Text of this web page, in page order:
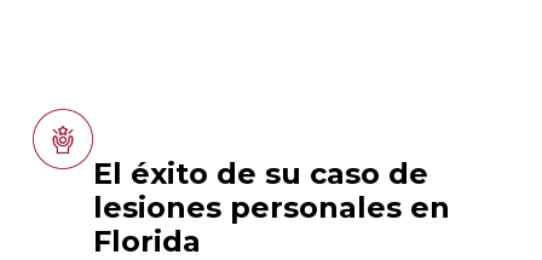
El éxito de su caso de
lesiones personales en
Florida